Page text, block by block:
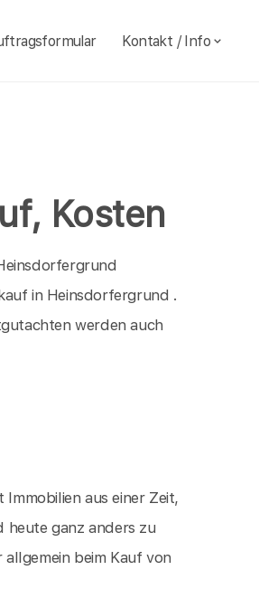
Kontakt / Info
Kosten
in Heinsdorfergrund .
werden auch
aus einer Zeit,
heute ganz anders zu
beim Kauf von